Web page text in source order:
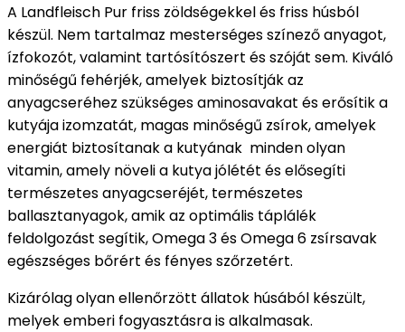
A Landfleisch Pur friss zöldségekkel és friss húsból
készül. Nem tartalmaz mesterséges színező anyagot,
ízfokozót, valamint tartósítószert és szóját sem. Kiváló
minőségű fehérjék, amelyek biztosítják az
anyagcseréhez szükséges aminosavakat és erősítik a
kutyája izomzatát, magas minőségű zsírok, amelyek
energiát biztosítanak a kutyának minden olyan
vitamin, amely növeli a kutya jólétét és elősegíti
természetes anyagcseréjét, természetes
ballasztanyagok, amik az optimális táplálék
feldolgozást segítik, Omega 3 és Omega 6 zsírsavak
egészséges bőrért és fényes szőrzetért.
Kizárólag olyan ellenőrzött állatok húsából készült,
melyek emberi fogyasztásra is alkalmasak.